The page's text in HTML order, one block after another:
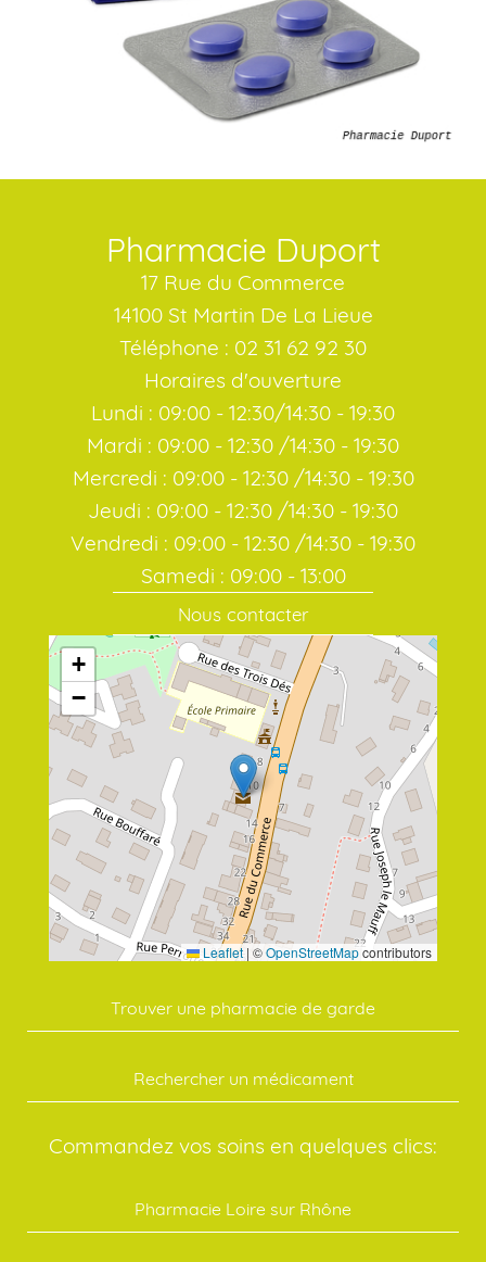
+
−
Leaflet | ©OpenStreetMapcontributors
Trouver une pharmacie de garde
Rechercher un médicament
Commandez vos soins en quelques clics:
Pharmacie Loire sur Rhône
Pharmacie Duport
17 Rue du Commerce
14100 St Martin De La Lieue
Téléphone : 02 31 62 92 30
Horaires d'ouverture
Lundi : 09:00 - 12:30/14:30 - 19:30
Mardi : 09:00 - 12:30 /14:30 - 19:30
Mercredi : 09:00 - 12:30 /14:30 - 19:30
Jeudi : 09:00 - 12:30 /14:30 - 19:30
Vendredi : 09:00 - 12:30 /14:30 - 19:30
Samedi : 09:00 - 13:00
Nous contacter